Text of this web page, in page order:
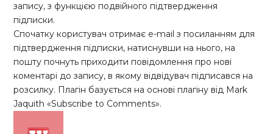
запису, з функцією подвійного підтвердження
підписки.
Спочатку користувач отримає e-mail з посиланням для
підтвердження підписки, натиснувши на нього, на
пошту почнуть приходити повідомлення про нові
коментарі до запису, в якому відвідувач підписався на
розсилку. Плагін базується на основі плагіну від Mark
Jaquith «Subscribe to Comments».